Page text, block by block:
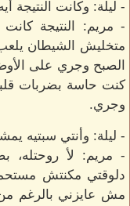
- ليلة: وكانت النتيجة
- مريم: النتيجة
متخليش الشيطان
الصبح وجري على
كنت حاسة بضربات
وجري.
- ليلة: وأنتي سبتيه
- مريم: لأ روحتله،
دلوقتي مكنتش
مش عايزني بالرغم